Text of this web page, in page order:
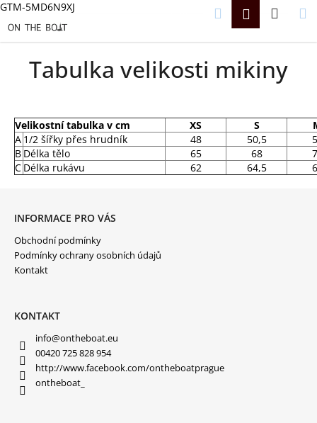
GTM-5MD6N9XJ
na
obsah
HledatPřihlášení
košík
Tabulka velikosti mikiny
Velikostní tabulka v cm XS S
A 1/2 šířky přes hrudník 48 50,5
B Délka tělo 65 68
C Délka rukávu 62 64,5
K
Í Zpět
Zpět
T
Ř
E
B
U
J
E
N
A
J
Í
T
HLEDAT
INFORMACE PRO VÁS
Obchodní podmínky
Podmínky ochrany osobních údajů
Kontakt
KONTAKT
info@ontheboat.eu
00420 725 828 954
http://www.facebook.com/ontheboatprague
ontheboat_